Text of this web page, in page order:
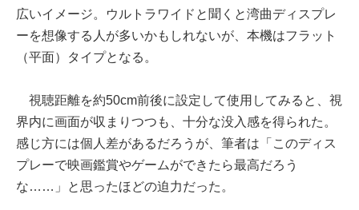
広いイメージ。ウルトラワイドと聞くと湾曲ディスプレ
ーを想像する人が多いかもしれないが、本機はフラット
（平面）タイプとなる。
視聴距離を約50cm前後に設定して使用してみると、視
界内に画面が収まりつつも、十分な没入感を得られた。
感じ方には個人差があるだろうが、筆者は「このディス
プレーで映画鑑賞やゲームができたら最高だろう
な……」と思ったほどの迫力だった。